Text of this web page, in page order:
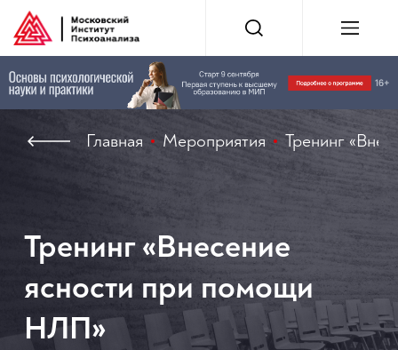
Главная Мероприятия Тренинг
Тренинг «Внесение
ясности при помощи
НЛП»